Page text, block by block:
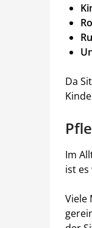
Da
Im
ist
Viele